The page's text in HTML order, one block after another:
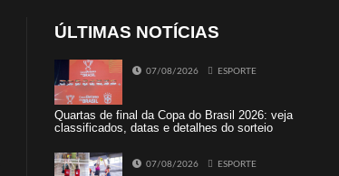
ÚLTIMAS NOTÍCIAS
07/08/2026 ESPORTE
Quartas de final da Copa do Brasil 2026: veja
classificados, datas e detalhes do sorteio
07/08/2026 ESPORTE